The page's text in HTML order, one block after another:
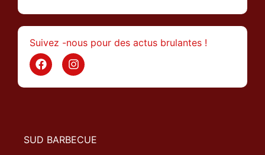
Suivez -nous pour des actus brulantes !
SUD BARBECUE